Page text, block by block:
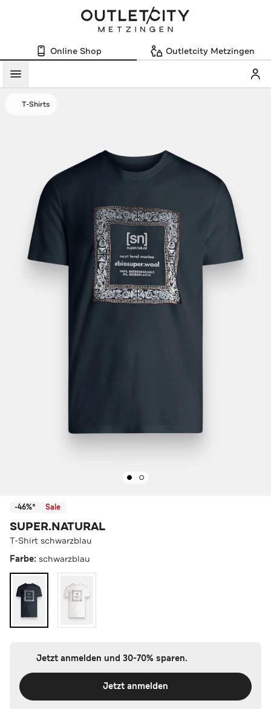
Online Shop Outletcity Metzingen
Menü
T-Shirts
-46%* Sale
SUPER.NATURAL
T-Shirt schwarzblau
Farbe: schwarzblau
Jetzt anmelden und 30-70% sparen.
Jetzt anmelden